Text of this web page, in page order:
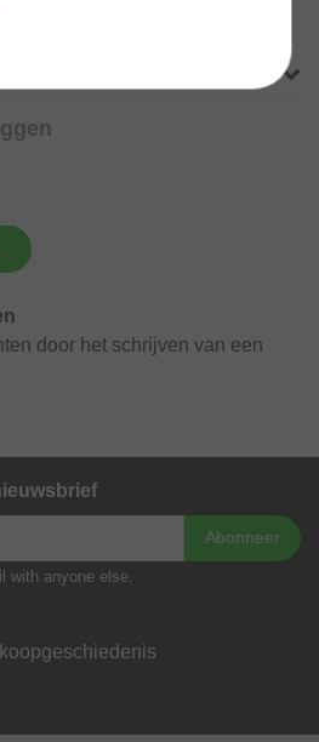
door het schrijven van een
Abonneer
with anyone else.